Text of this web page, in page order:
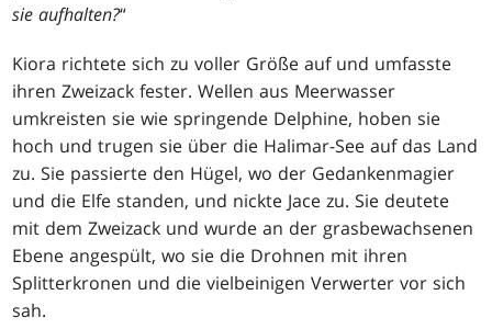
sie aufhalten?“
Kiora richtete sich zu voller Größe auf und umfasste
ihren Zweizack fester. Wellen aus Meerwasser
umkreisten sie wie springende Delphine, hoben sie
hoch und trugen sie über die Halimar-See auf das Land
zu. Sie passierte den Hügel, wo der Gedankenmagier
und die Elfe standen, und nickte Jace zu. Sie deutete
mit dem Zweizack und wurde an der grasbewachsenen
Ebene angespült, wo sie die Drohnen mit ihren
Splitterkronen und die vielbeinigen Verwerter vor sich
sah.